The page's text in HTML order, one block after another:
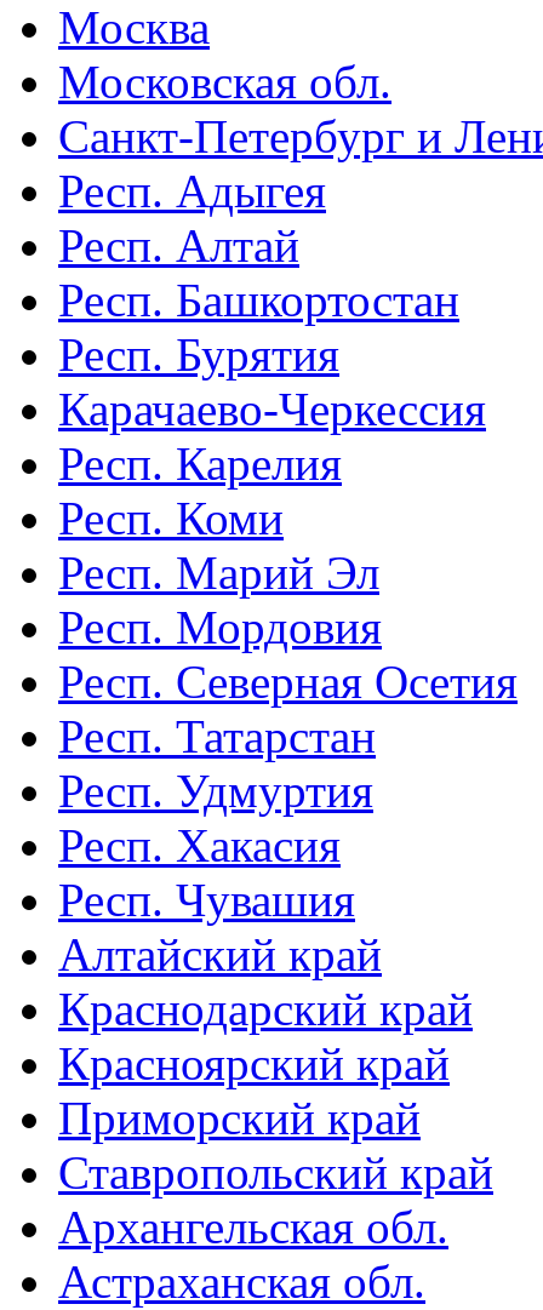
Москва
Московская обл.
Санкт-Петербург и
Респ. Адыгея
Респ. Алтай
Респ. Башкортостан
Респ. Бурятия
Карачаево-Черкессия
Респ. Карелия
Респ. Коми
Респ. Марий Эл
Респ. Мордовия
Респ. Северная Осетия
Респ. Татарстан
Респ. Удмуртия
Респ. Хакасия
Респ. Чувашия
Алтайский край
Краснодарский край
Красноярский край
Приморский край
Ставропольский край
Архангельская обл.
Астраханская обл.